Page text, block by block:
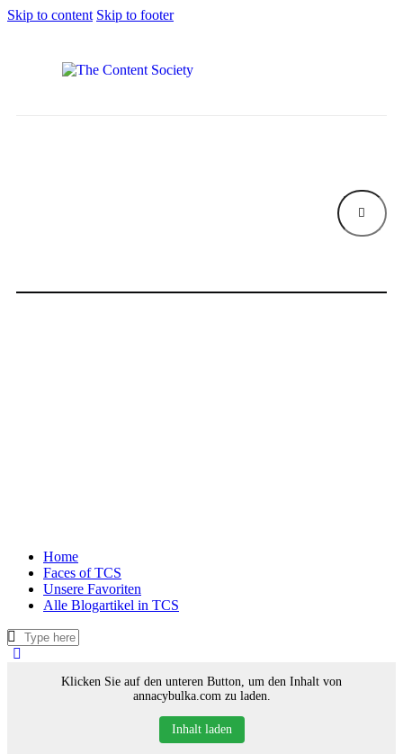
Skip to content Skip to footer
Home
Faces of TCS
Unsere Favoriten
Alle Blogartikel in TCS
Klicken Sie auf den unteren Button, um den Inhalt von
annacybulka.com zu laden.
Inhalt laden